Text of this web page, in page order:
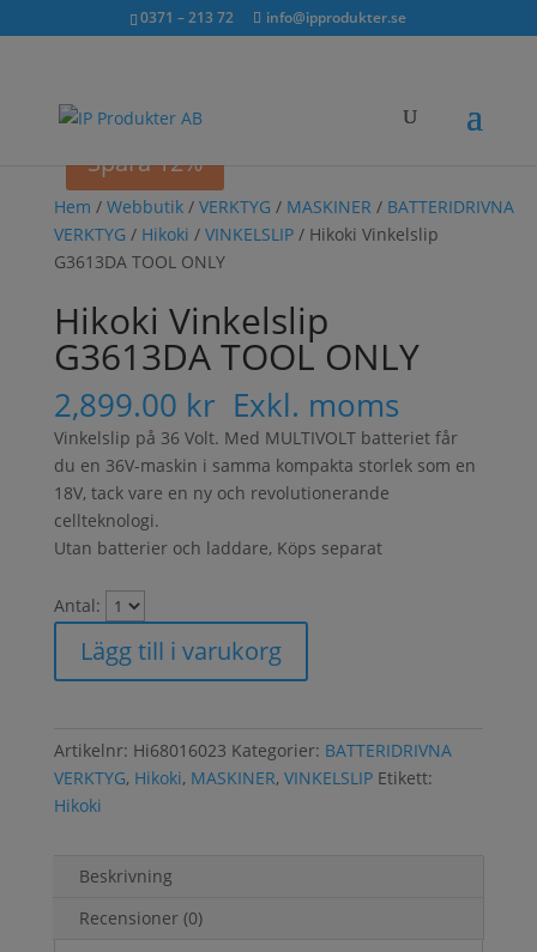
inkl. moms0371 – 213 72 info@ipprodukter.se
Sök...
×
Hem / Webbutik/ VERKTYG / MASKINER / BATTERIDRIVNA
VERKTYG / Hikoki / VINKELSLIP/ Hikoki Vinkelslip
G3613DA TOOL ONLY
Hikoki Vinkelslip
G3613DA TOOL ONLY
2,899.00 kr Exkl. moms
Vinkelslip på 36 Volt. Med MULTIVOLT batteriet får
du en 36V-maskin i samma kompakta storlek som en
18V, tack vare en ny och revolutionerande
cellteknologi.
Utan batterier och laddare, Köps separat
Antal:
Lägg till i varukorg
Artikelnr: Hi68016023 Kategorier: BATTERIDRIVNA
VERKTYG, Hikoki, MASKINER, VINKELSLIP Etikett:
Hikoki
Beskrivning
Recensioner (0)
Spara 12%